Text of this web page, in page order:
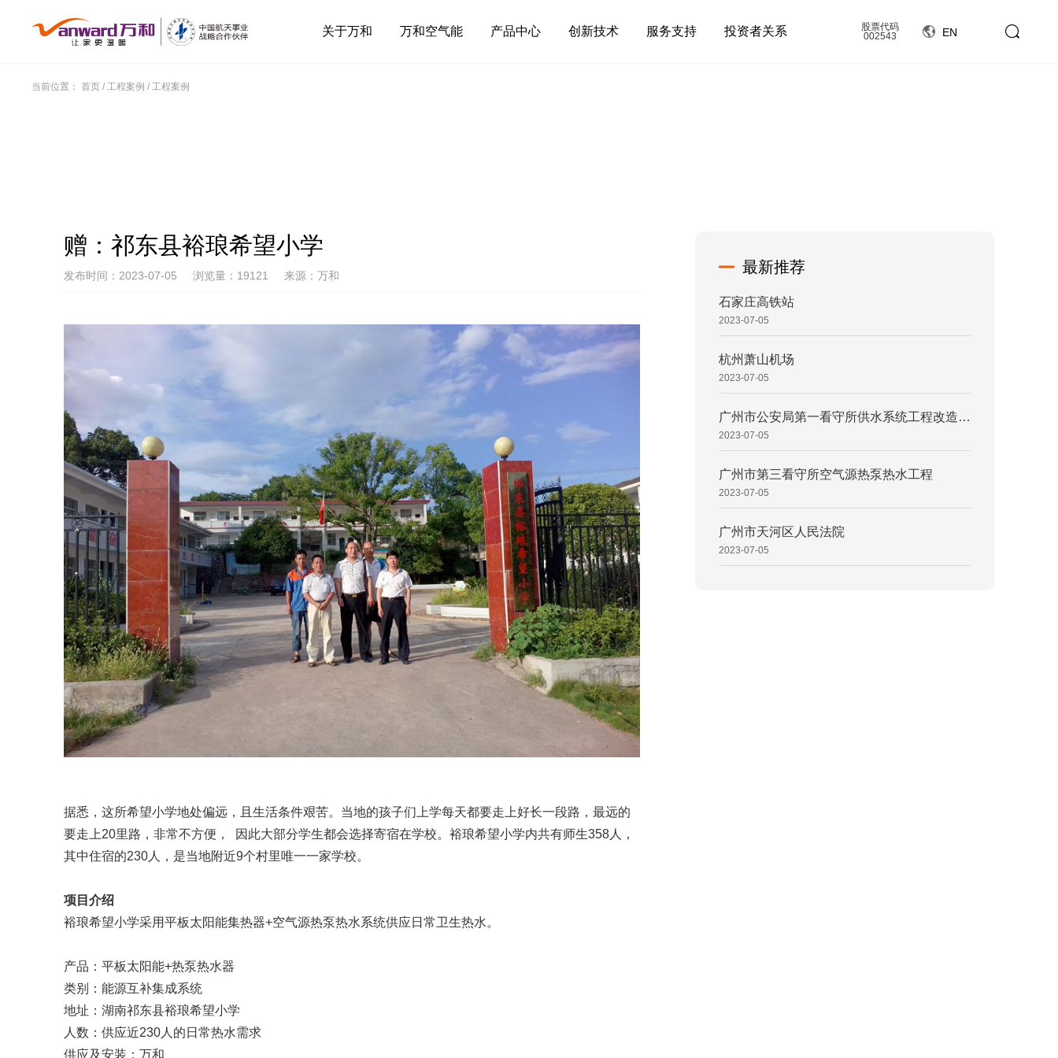
关于万和 万和空气能 产品中心 创新技术 服务支持 投资者关系
股票代码
002543
EN
当前位置：首页 /工程案例 /工程案例
赠：祁东县裕琅希望小学
发布时间：2023-07-05 浏览量：19121 来源：万和
据悉，这所希望小学地处偏远，且生活条件艰苦。当地的孩子们上学每天都要走上好长一段路，最远的
要走上20里路，非常不方便， 因此大部分学生都会选择寄宿在学校。裕琅希望小学内共有师生358人，
其中住宿的230人，是当地附近9个村里唯一一家学校。
项目介绍
裕琅希望小学采用平板太阳能集热器+空气源热泵热水系统供应日常卫生热水。
产品：平板太阳能+热泵热水器
类别：能源互补集成系统
地址：湖南祁东县裕琅希望小学
人数：供应近230人的日常热水需求
供应及安装：万和
最新推荐
石家庄高铁站
2023-07-05
杭州萧山机场
2023-07-05
广州市公安局第一看守所供水系统工程改造项目
2023-07-05
广州市第三看守所空气源热泵热水工程
2023-07-05
广州市天河区人民法院
2023-07-05